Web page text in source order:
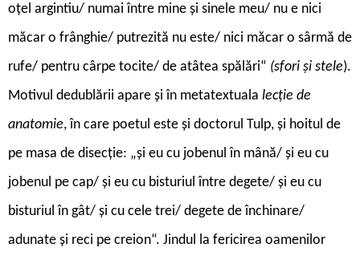
oțel argintiu/ numai între mine și sinele meu/ nu e nici
măcar o frânghie/ putrezită nu este/ nici măcar o sârmă de
rufe/ pentru cârpe tocite/ de atâtea spălări“ (sfori și stele).
Motivul dedublării apare și în metatextuala lecție de
anatomie, în care poetul este și doctorul Tulp, și hoitul de
pe masa de disecție: „și eu cu jobenul în mână/ și eu cu
jobenul pe cap/ și eu cu bisturiul între degete/ și eu cu
bisturiul în gât/ și cu cele trei/ degete de închinare/
adunate și reci pe creion“. Jindul la fericirea oamenilor